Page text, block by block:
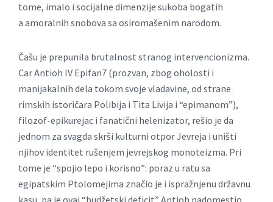
tome, imalo i socijalne dimenzije sukoba bogatih
a amoralnih snobova sa osiromašenim narodom.
Čašu je prepunila brutalnost stranog intervencionizma.
Car Antioh IV Epifan7 (prozvan, zbog oholosti i
manijakalnih dela tokom svoje vladavine, od strane
rimskih istoričara Polibija i Tita Livija i “epimanom”),
filozof-epikurejac i fanatični helenizator, rešio je da
jednom za svagda skrši kulturni otpor Jevreja i uništi
njihov identitet rušenjem jevrejskog monoteizma. Pri
tome je “spojio lepo i korisno”: poraz u ratu sa
egipatskim Ptolomejima značio je i ispražnjenu državnu